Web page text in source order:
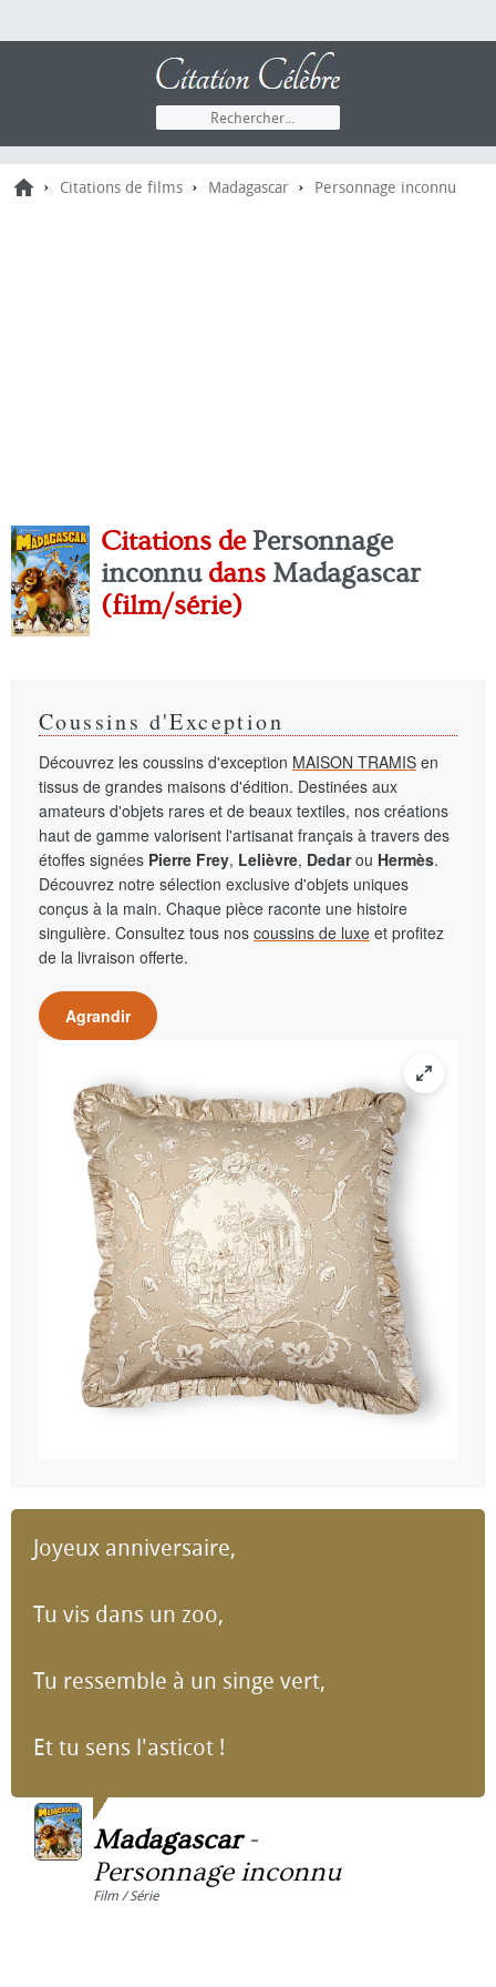
› Citations de films › Madagascar › Personnage inconnu
Citations de Personnage
inconnudans Madagascar
(film/série)
Coussins d'Exception
Découvrez les coussins d'exception MAISON TRAMIS en
tissus de grandes maisons d'édition. Destinées aux
amateurs d'objets rares et de beaux textiles, nos créations
haut de gamme valorisent l'artisanat français à travers des
étoffes signées Pierre Frey, Lelièvre, Dedarou Hermès.
Découvrez notre sélection exclusive d'objets uniques
conçus à la main. Chaque pièce raconte une histoire
singulière. Consultez tous nos coussins de luxe et profitez
de la livraison offerte.
Agrandir
Joyeux anniversaire,
Tu vis dans un zoo,
Tu ressemble à un singe vert,
Et tu sens l'asticot !
Madagascar-
Personnage inconnu
Film / Série